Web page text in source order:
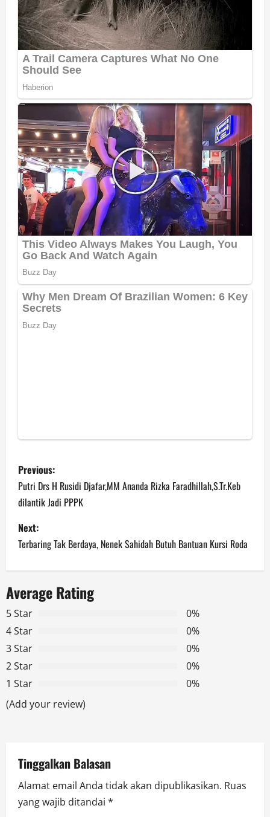
P
o
s
t
n
a
v
i
g
a
o
n
Previous:
Putri Drs H Rusidi Djafar,MM Ananda Rizka Faradhillah,S.Tr.Keb
dilantik Jadi PPPK
Next:
Terbaring Tak Berdaya, Nenek Sahidah Butuh Bantuan Kursi Roda
Average Rating
5 Star
0%
4 Star
0%
3 Star
0%
2 Star
0%
1 Star
0%
(Add your review)
Tinggalkan Balasan
Alamat email Anda tidak akan dipublikasikan. Ruas
yang wajib ditandai *